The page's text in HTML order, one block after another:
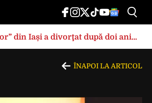
din Iași a divorţat după doi ani
ÎNAPOI LA ARTICOL